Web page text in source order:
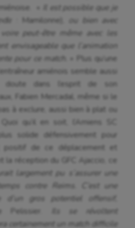
rythmique
et Paralympiques
«
Il est possible que je
: Mamilonne),
ou bien avec
voire peut-être même avec les
envisageable que l’animation
pour ce match.
» Plus qu’une
amiénois semble aussi
dans l’esprit de son
Fabien Mercadal, même si le
à exclure, aussi bien à plat ou
qu’il en soit, l’Amiens SC
solide défensivement pour
positif de ce déplacement et
la réception du GFC Ajaccio, ce
largement pu s’assurer une
contre Reims. C’est une
gros potentiel offensif,
Pelissier.
Ils se révoltent
certainement un match difficile